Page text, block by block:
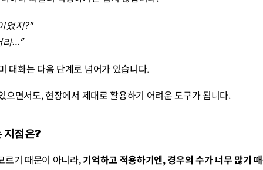
었지?”
라…”
대화는 다음 단계로 넘어가 있습니다.
면서도, 현장에서 제대로 활용하기 어려운 도구가 됩니다.
지점은?
르기 때문이 아니라, 기억하고 적용하기엔, 경우의 수가 너무 많기